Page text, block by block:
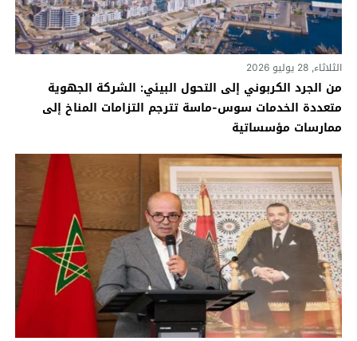
الثلاثاء, 28 يوليو 2026
من الجرد الكربوني إلى التحول البيئي: الشركة الجهوية
متعددة الخدمات سوس-ماسة تترجم التزامات المناخ إلى
ممارسات مؤسساتية